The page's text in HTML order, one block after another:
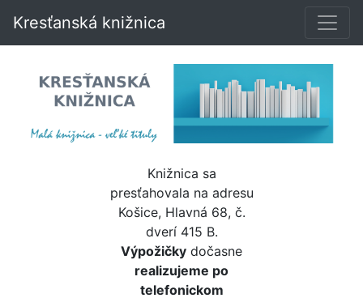
Kresťanská knižnica
Knižnica sa
presťahovala na adresu
Košice, Hlavná 68, č.
dverí 415 B.
Výpožičky dočasne
realizujeme po
telefonickom